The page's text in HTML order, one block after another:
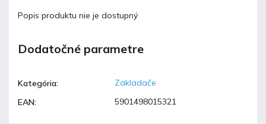
Popis produktu nie je dostupný
Dodatočné parametre
Kategória:
Zakladače
EAN: 5901498015321